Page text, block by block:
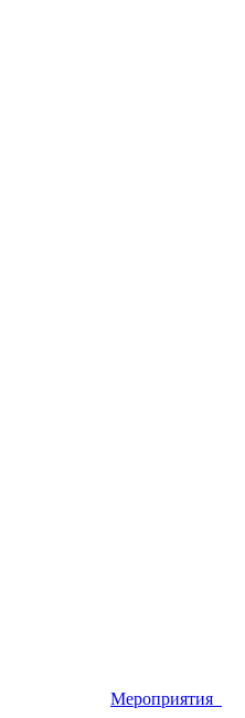
Мероприятия